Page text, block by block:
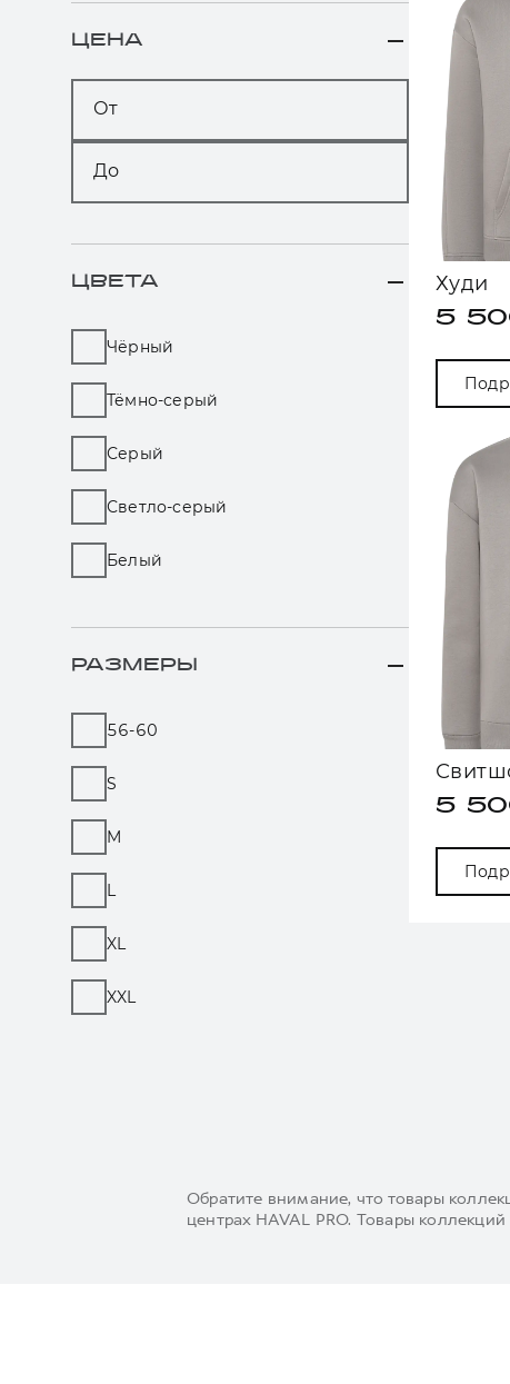
ЦЕНА
От
До
ЦВЕТА
Чёрный
Тёмно-серый
Серый
Светло-серый
Белый
РАЗМЕРЫ
56-60
S
M
L
XL
XXL
Худи
5
5
Обратите внимание, что товары
центрах HAVAL PRO. Товары